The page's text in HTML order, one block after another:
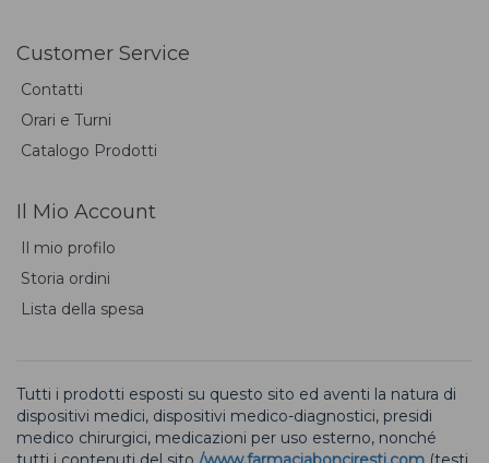
Customer Service
Contatti
Orari e Turni
Catalogo Prodotti
Il Mio Account
Il mio profilo
Storia ordini
Lista della spesa
Tutti i prodotti esposti su questo sito ed aventi la natura di
dispositivi medici, dispositivi medico-diagnostici, presidi
medico chirurgici, medicazioni per uso esterno, nonché